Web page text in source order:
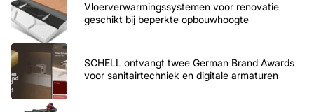
Vloerverwarmingssystemen voor renovatie
geschikt bij beperkte opbouwhoogte
SCHELL ontvangt twee German Brand Awards
voor sanitairtechniek en digitale armaturen